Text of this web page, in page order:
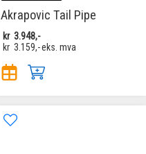
Akrapovic Tail Pipe
kr 3.948,-
kr 3.159,-eks. mva